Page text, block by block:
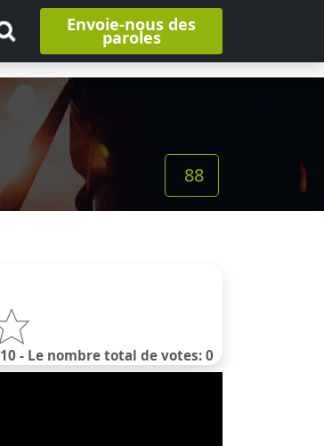
Envoie-nous des
paroles
88
- Le nombre total de votes: 0